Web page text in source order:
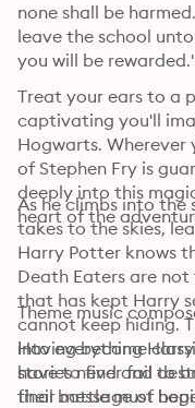
none shall be
leave the school
you will be rewarded.'
Treat your ears to a
captivating you'll
Hogwarts. Wherever
of Stephen Fry is
deeply into this
heart of the
As he climbs into
takes to the skies,
Harry Potter knows
Death Eaters are
that has kept Harry
cannot keep hiding.
into everything
have to find and
final battle must
Theme music
Having become
stories never fail to
their message of